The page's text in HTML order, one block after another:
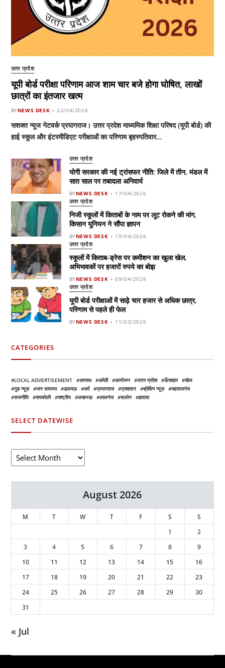
उत्तर प्रदेश
यूपी बोर्ड परीक्षा परिणाम आज शाम चार बजे होगा घोषित, लाखों
छात्रों का इंतजार खत्म
BYNEWS DESK 22/04/2026
सशक्त न्यूज नेटवर्क प्रयागराज। उत्तर प्रदेश माध्यमिक शिक्षा परिषद (यूपी बोर्ड) की
हाई स्कूल और इंटरमीडिएट परीक्षाओं का परिणाम बृहस्पतिवार…
उत्तर प्रदेश
योगी सरकार की नई ट्रांसफर नीति: जिले में तीन, मंडल में
सात साल पर तबादला अनिवार्य
BYNEWS DESK 17/04/2026
उत्तर प्रदेश
निजी स्कूलों में किताबों के नाम पर लूट रोकने की मांग,
किसान यूनियन ने सौंपा ज्ञापन
BYNEWS DESK 10/04/2026
उत्तर प्रदेश
स्कूलों में किताब-ड्रेस पर कमीशन का खुला खेल,
अभिभावकों पर हजारों रुपये का बोझ
BYNEWS DESK 09/04/2026
उत्तर प्रदेश
यूपी बोर्ड परीक्षाओं में साढ़े चार हजार से अधिक छात्र,
परिणाम से पहले ही फेल
BYNEWS DESK 11/03/2026
CATEGORIES
LOCAL ADVERTISEMENT अपराध अमेठी आयोजन उत्तर प्रदेश ऊँचाहार
खेल
गुड न्यूज़
जन समस्या डलमऊ धर्म प्रयागराज प्रशासन ब्रेकिंग न्यूज़
महाराजगंज
राजनीति
रायबरेली राष्ट्रीय लखनऊ लालगंज सलोन हादसा
SELECT DATEWISE
August 2026
M T W T F S
S
1
2
3
4 5 6 7 8
9
10
11 12 13 14 15
16
17
18 19 20 21 22
23
24
25 26 27 28 29
30
31
« Jul